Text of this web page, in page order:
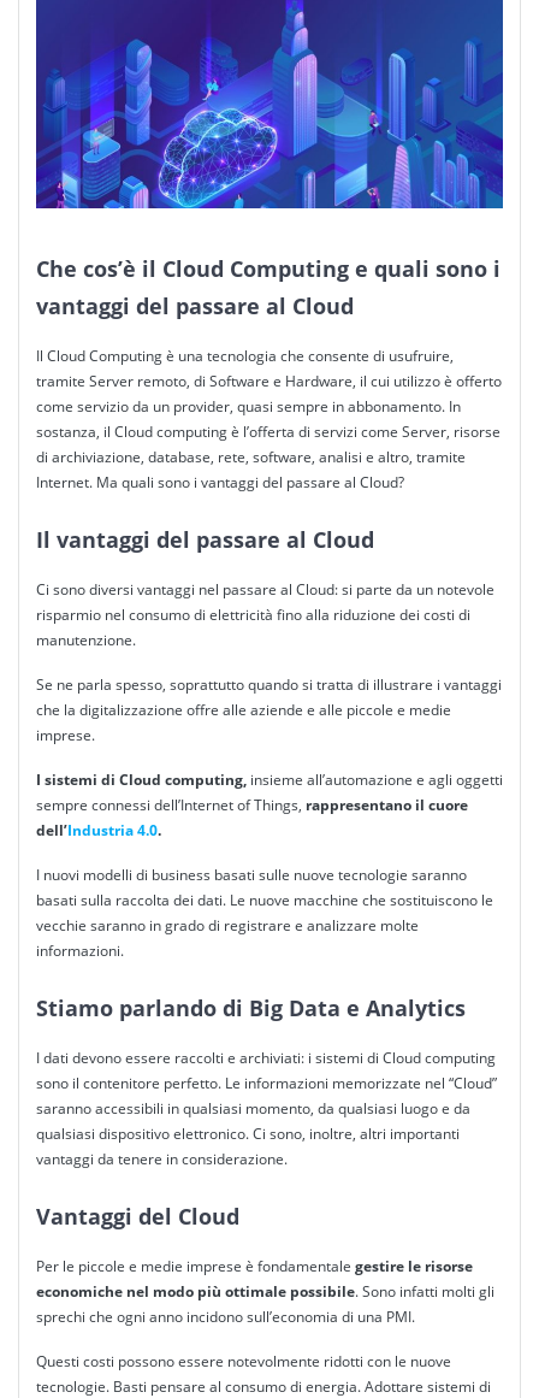
Che cos’è il Cloud Computing e quali sono i
vantaggi del passare al Cloud
Il Cloud Computing è una tecnologia che consente di usufruire,
tramite Server remoto, di Software e Hardware, il cui utilizzo è offerto
come servizio da un provider, quasi sempre in abbonamento. In
sostanza, il Cloud computing è l’offerta di servizi come Server, risorse
di archiviazione, database, rete, software, analisi e altro, tramite
Internet. Ma quali sono i vantaggi del passare al Cloud?
Il vantaggi del passare al Cloud
Ci sono diversi vantaggi nel passare al Cloud: si parte da un notevole
risparmio nel consumo di elettricità fino alla riduzione dei costi di
manutenzione.
Se ne parla spesso, soprattutto quando si tratta di illustrare i vantaggi
che la digitalizzazione offre alle aziende e alle piccole e medie
imprese.
I sistemi di Cloud computing, insieme all’automazione e agli oggetti
sempre connessi dell’Internet of Things, rappresentano il cuore
dell’Industria 4.0.
I nuovi modelli di business basati sulle nuove tecnologie saranno
basati sulla raccolta dei dati. Le nuove macchine che sostituiscono le
vecchie saranno in grado di registrare e analizzare molte
informazioni.
Stiamo parlando di Big Data e Analytics
I dati devono essere raccolti e archiviati: i sistemi di Cloud computing
sono il contenitore perfetto. Le informazioni memorizzate nel “Cloud”
saranno accessibili in qualsiasi momento, da qualsiasi luogo e da
qualsiasi dispositivo elettronico. Ci sono, inoltre, altri importanti
vantaggi da tenere in considerazione.
Vantaggi del Cloud
Per le piccole e medie imprese è fondamentale gestire le risorse
economiche nel modo più ottimale possibile. Sono infatti molti gli
sprechi che ogni anno incidono sull’economia di una PMI.
Questi costi possono essere notevolmente ridotti con le nuove
tecnologie. Basti pensare al consumo di energia. Adottare sistemi di